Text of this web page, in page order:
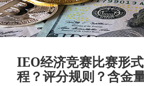
IEO经济竞赛比赛形
程？评分规则？含金